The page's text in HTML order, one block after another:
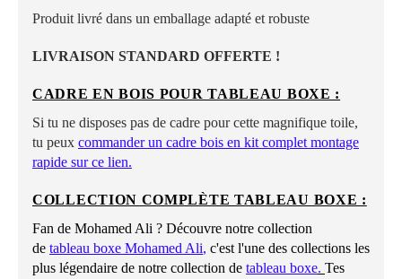
Produit livré dans un emballage adapté et robuste
LIVRAISON STANDARD OFFERTE !
CADRE EN BOIS POUR TABLEAU BOXE :
Si tu ne disposes pas de cadre pour cette magnifique toile,
tu peux commander un cadre bois en kit complet montage
rapide sur ce lien.
COLLECTION COMPLÈTE TABLEAU BOXE :
Fan de Mohamed Ali ? Découvre notre collection
de tableau boxe Mohamed Ali, c'est l'une des collections les
plus légendaire de notre collection de tableau boxe. Tes